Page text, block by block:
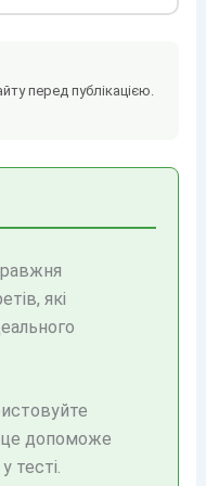
перед публікацією.
які
це допоможе
тесті.